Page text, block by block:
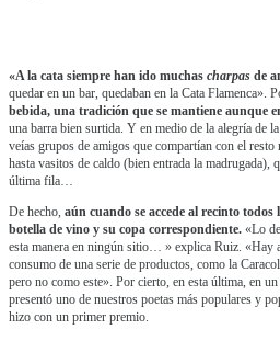
«A la cata siempre han ido muchas charpas de
quedar en un bar, quedaban en la Cata Flamenca».
bebida, una tradición que se mantiene aunque
una barra bien surtida. Y en medio de la alegría de
veías grupos de amigos que compartían con el
hasta vasitos de caldo (bien entrada la madrugada),
última fila…
De hecho, aún cuando se accede al recinto
botella de vino y su copa correspondiente. «Lo
esta manera en ningún sitio… » explica Ruiz. «Hay
consumo de una serie de productos, como la
pero no como este». Por cierto, en esta última, en
presentó uno de nuestros poetas más populares y
hizo con un primer premio.